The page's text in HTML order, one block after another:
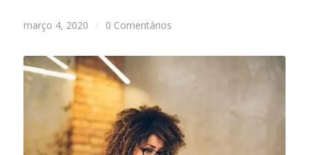
março 4, 2020 / 0 Comentários